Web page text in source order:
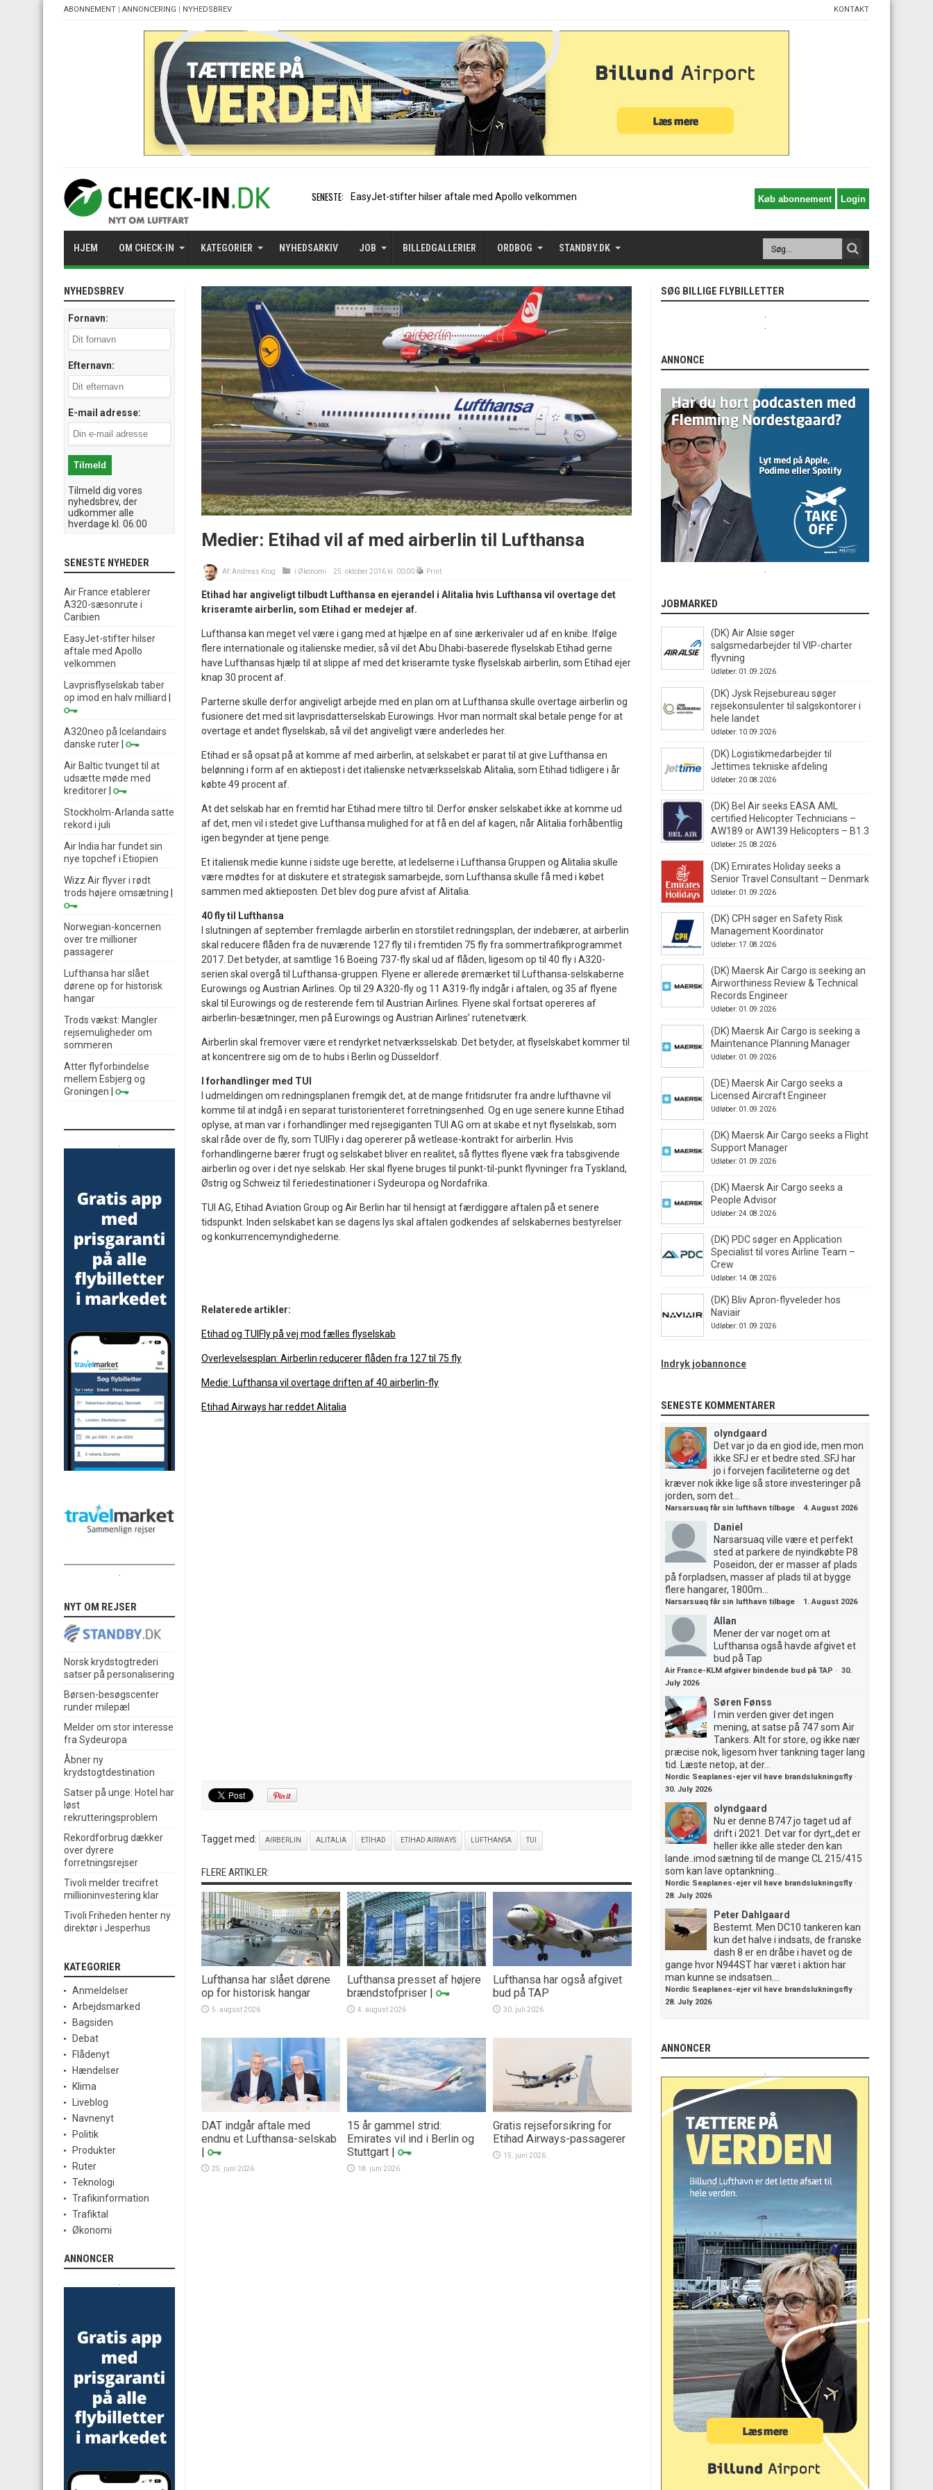
ABONNEMENT | ANNONCERING | NYHEDSBREV KONTAKT
SENESTE: Air France etablerer A320-sæ
HJEM OM CHECK-IN KATEGORIER NYHEDSARKIV JOB BILLEDGALLERIER ORDBOG STANDBY.DK
Medier: Etihad vil af med airberlin til Lufthansa
Af:Andreas Krog i Økonomi 25. oktober 2016 kl. 00:00 Print
Etihad har angiveligt tilbudt Lufthansa en ejerandel i Alitalia hvis Lufthansa vil overtage det
kriseramte airberlin, som Etihad er medejer af.
Lufthansa kan meget vel være i gang med at hjælpe en af sine ærkerivaler ud af en knibe. Ifølge
flere internationale og italienske medier, så vil det Abu Dhabi-baserede flyselskab Etihad gerne
have Lufthansas hjælp til at slippe af med det kriseramte tyske flyselskab airberlin, som Etihad ejer
knap 30 procent af.
Parterne skulle derfor angiveligt arbejde med en plan om at Lufthansa skulle overtage airberlin og
fusionere det med sit lavprisdatterselskab Eurowings. Hvor man normalt skal betale penge for at
overtage et andet flyselskab, så vil det angiveligt være anderledes her.
Etihad er så opsat på at komme af med airberlin, at selskabet er parat til at give Lufthansa en
belønning i form af en aktiepost i det italienske netværksselskab Alitalia, som Etihad tidligere i år
købte 49 procent af.
At det selskab har en fremtid har Etihad mere tiltro til. Derfor ønsker selskabet ikke at komme ud
af det, men vil i stedet give Lufthansa mulighed for at få en del af kagen, når Alitalia forhåbentlig
igen begynder at tjene penge.
Et italiensk medie kunne i sidste uge berette, at ledelserne i Lufthansa Gruppen og Alitalia skulle
være mødtes for at diskutere et strategisk samarbejde, som Lufthansa skulle få med i købet
sammen med aktieposten. Det blev dog pure afvist af Alitalia.
40 fly til Lufthansa
I slutningen af september fremlagde airberlin en storstilet redningsplan, der indebærer, at airberlin
skal reducere flåden fra de nuværende 127 fly til i fremtiden 75 fly fra sommertrafikprogrammet
2017. Det betyder, at samtlige 16 Boeing 737-fly skal ud af flåden, ligesom op til 40 fly i A320-
serien skal overgå til Lufthansa-gruppen. Flyene er allerede øremærket til Lufthansa-selskaberne
Eurowings og Austrian Airlines. Op til 29 A320-fly og 11 A319-fly indgår i aftalen, og 35 af flyene
skal til Eurowings og de resterende fem til Austrian Airlines. Flyene skal fortsat opereres af
airberlin-besætninger, men på Eurowings og Austrian Airlines’ rutenetværk.
Airberlin skal fremover være et rendyrket netværksselskab. Det betyder, at flyselskabet kommer til
at koncentrere sig om de to hubs i Berlin og Düsseldorf.
I forhandlinger med TUI
I udmeldingen om redningsplanen fremgik det, at de mange fritidsruter fra andre lufthavne vil
komme til at indgå i en separat turistorienteret forretningsenhed. Og en uge senere kunne Etihad
oplyse, at man var i forhandlinger med rejsegiganten TUI AG om at skabe et nyt flyselskab, som
skal råde over de fly, som TUIFly i dag opererer på wetlease-kontrakt for airberlin. Hvis
forhandlingerne bærer frugt og selskabet bliver en realitet, så flyttes flyene væk fra tabsgivende
airberlin og over i det nye selskab. Her skal flyene bruges til punkt-til-punkt flyvninger fra Tyskland,
Østrig og Schweiz til feriedestinationer i Sydeuropa og Nordafrika.
TUI AG, Etihad Aviation Group og Air Berlin har til hensigt at færdiggøre aftalen på et senere
tidspunkt. Inden selskabet kan se dagens lys skal aftalen godkendes af selskabernes bestyrelser
og konkurrencemyndighederne.
Relaterede artikler:
Etihad og TUIFly på vej mod fælles flyselskab
Overlevelsesplan: Airberlin reducerer flåden fra 127 til 75 fly
Medie: Lufthansa vil overtage driften af 40 airberlin-fly
Etihad Airways har reddet Alitalia
Tagget med: AIRBERLIN ALITALIA ETIHAD ETIHAD AIRWAYS LUFTHANSA TUI
FLERE ARTIKLER:
Lufthansa har slået dørene
op for historisk hangar
5. august 2026
Lufthansa presset af højere
brændstofpriser |
4. august 2026
Lufthansa har også afgivet
bud på TAP
30. juli 2026
DAT indgår aftale med
endnu et Lufthansa-selskab
|
25. juni 2026
15 år gammel strid:
Emirates vil ind i Berlin og
Stuttgart |
18. juni 2026
Gratis rejseforsikring for
Etihad Airways-passagerer
15. juni 2026
NYHEDSBREV
Fornavn:
Efternavn:
E-mail adresse:
Tilmeld dig vores
nyhedsbrev, der
udkommer alle
hverdage kl. 06:00
SENESTE NYHEDER
Air France etablerer
A320-sæsonrute i
Caribien
EasyJet-stifter hilser
aftale med Apollo
velkommen
Lavprisflyselskab taber
op imod en halv milliard
A320neo på Icelandairs
danske ruter
Air Baltic tvunget til at
udsætte møde med
kreditorer
Stockholm-Arlanda satte
rekord i juli
Air India har fundet sin
nye topchef i Etiopien
Wizz Air flyver i rødt
trods højere omsætning
Norwegian-koncernen
over tre millioner
passagerer
Lufthansa har slået
dørene op for historisk
hangar
Trods vækst: Mangler
rejsemuligheder om
sommeren
Atter flyforbindelse
mellem Esbjerg og
Groningen
NYT OM REJSER
Norsk krydstogtrederi
satser på personalisering
Børsen-besøgscenter
runder milepæl
Melder om stor interesse
fra Sydeuropa
Åbner ny
krydstogtdestination
Satser på unge: Hotel har
løst
rekrutteringsproblem
Rekordforbrug dækker
over dyrere
forretningsrejser
Tivoli melder trecifret
millioninvestering klar
Tivoli Friheden henter ny
direktør i Jesperhus
KATEGORIER
Anmeldelser
Arbejdsmarked
Bagsiden
Debat
Flådenyt
Hændelser
Klima
Liveblog
Navnenyt
Politik
Produkter
Ruter
Teknologi
Trafikinformation
Trafiktal
Økonomi
ANNONCER
SØG BILLIGE FLYBILLETTER
ANNONCE
JOBMARKED
(DK) Air Alsie søger
salgsmedarbejder til VIP-charter
flyvning
Udløber: 01.09.2026
(DK) Jysk Rejsebureau søger
rejsekonsulenter til salgskontorer i
hele landet
Udløber: 10.09.2026
(DK) Logistikmedarbejder til
Jettimes tekniske afdeling
Udløber: 20.08.2026
(DK) Bel Air seeks EASA AML
certified Helicopter Technicians –
AW189 or AW139 Helicopters – B1.3
Udløber: 25.08.2026
(DK) Emirates Holiday seeks a
Senior Travel Consultant – Denmark
Udløber: 01.09.2026
(DK) CPH søger en Safety Risk
Management Koordinator
Udløber: 17.08.2026
(DK) Maersk Air Cargo is seeking an
Airworthiness Review & Technical
Records Engineer
Udløber: 01.09.2026
(DK) Maersk Air Cargo is seeking a
Maintenance Planning Manager
Udløber: 01.09.2026
(DE) Maersk Air Cargo seeks a
Licensed Aircraft Engineer
Udløber: 01.09.2026
(DK) Maersk Air Cargo seeks a Flight
Support Manager
Udløber: 01.09.2026
(DK) Maersk Air Cargo seeks a
People Advisor
Udløber: 24.08.2026
(DK) PDC søger en Application
Specialist til vores Airline Team –
Crew
Udløber: 14.08.2026
(DK) Bliv Apron-flyveleder hos
Naviair
Udløber: 01.09.2026
Indryk jobannonce
SENESTE KOMMENTARER
olyndgaard
Det var jo da en giod ide, men mon
ikke SFJ er et bedre sted..SFJ har
jo i forvejen faciliteterne og det
kræver nok ikke lige så store investeringer på
jorden, som det...
Narsarsuaq får sin lufthavn tilbage · 4. August 2026
Daniel
Narsarsuaq ville være et perfekt
sted at parkere de nyindkøbte P8
Poseidon, der er masser af plads
på forpladsen, masser af plads til at bygge
flere hangarer, 1800m...
Narsarsuaq får sin lufthavn tilbage · 1. August 2026
Allan
Mener der var noget om at
Lufthansa også havde afgivet et
bud på Tap
Air France-KLM afgiver bindende bud på TAP · 30.
July 2026
Søren Fønss
I min verden giver det ingen
mening, at satse på 747 som Air
Tankers. Alt for store, og ikke nær
præcise nok, ligesom hver tankning tager lang
tid. Læste netop, at der...
Nordic Seaplanes-ejer vil have brandslukningsfly ·
30. July 2026
olyndgaard
Nu er denne B747 jo taget ud af
drift i 2021. Det var for dyrt,,det er
heller ikke alle steder den kan
lande..imod sætning til de mange CL 215/415
som kan lave optankning...
Nordic Seaplanes-ejer vil have brandslukningsfly ·
28. July 2026
Peter Dahlgaard
Bestemt. Men DC10 tankeren kan
kun det halve i indsats, de franske
dash 8 er en dråbe i havet og de
gange hvor N944ST har været i aktion har
man kunne se indsatsen....
Nordic Seaplanes-ejer vil have brandslukningsfly ·
28. July 2026
ANNONCER